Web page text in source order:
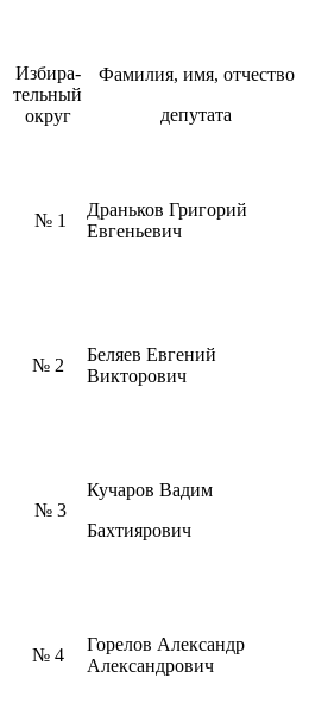
Избира-
тельный
округ
Фамилия, имя, отчество
депутата
№ 1
Драньков Григорий
Евгеньевич
№ 2
Беляев Евгений
Викторович
№ 3
Кучаров Вадим
Бахтиярович
№ 4
Горелов Александр
Александрович